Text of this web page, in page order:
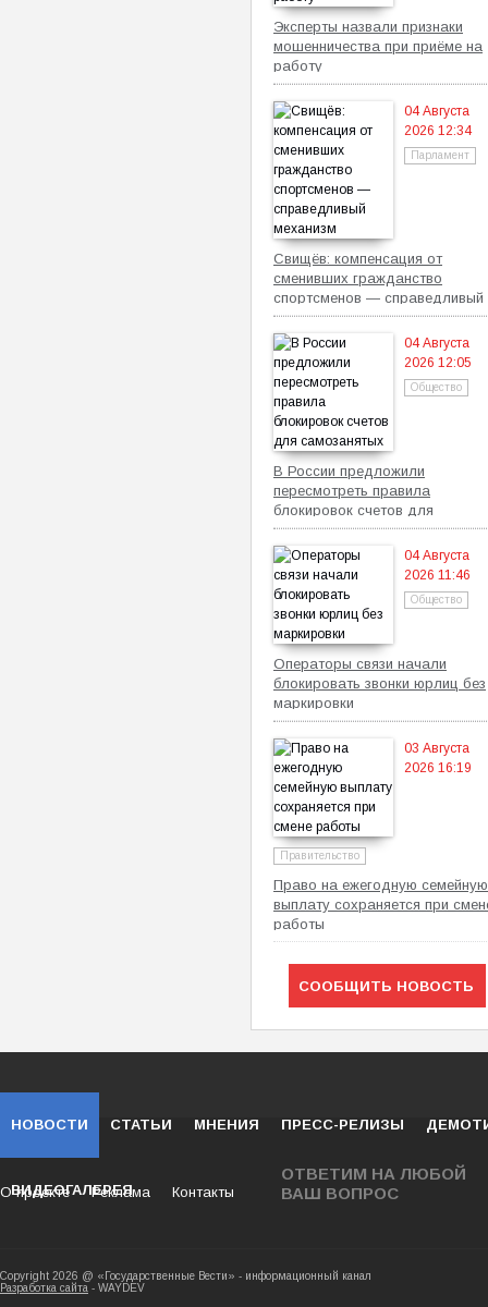
Эксперты назвали признаки
мошенничества при приёме на
работу
04 Августа
2026 12:34
Парламент
Свищёв: компенсация от
сменивших гражданство
спортсменов — справедливый
механизм
04 Августа
2026 12:05
Общество
В России предложили
пересмотреть правила
блокировок счетов для
самозанятых
04 Августа
2026 11:46
Общество
Операторы связи начали
блокировать звонки юрлиц без
маркировки
03 Августа
2026 16:19
Правительство
Право на ежегодную семейную
выплату сохраняется при
работы
СООБЩИТЬ НОВОСТЬ
НОВОСТИ СТАТЬИ МНЕНИЯ ПРЕСС-РЕЛИЗЫ
ВИДЕОГАЛЕРЕЯ
ОТВЕТИМ НА ЛЮБОЙ
ВАШ ВОПРОС
О проекте Реклама Контакты
Copyright 2026 @ «Государственные Вести» -
Разработка сайта - WAYDEV